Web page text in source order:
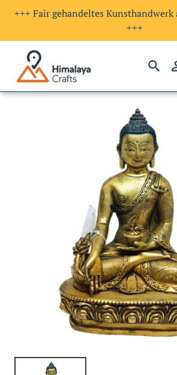
Direkt
+++ Fair gehandeltes Kunsthandwerk
+++